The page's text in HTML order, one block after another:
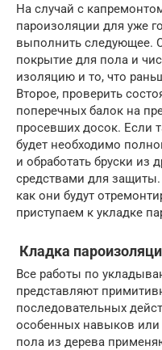
На случай с
пароизоляции для уже
выполнить следующее.
покрытие для пола и
изоляцию и то, что
Второе, проверить
поперечных балок на
просевших досок. Если
будет необходимо
и обработать бруски из
средствами для
как они будут
приступаем к укладке
Кладка
Все работы по
представляют
последовательных
особенных навыков
пола из дерева